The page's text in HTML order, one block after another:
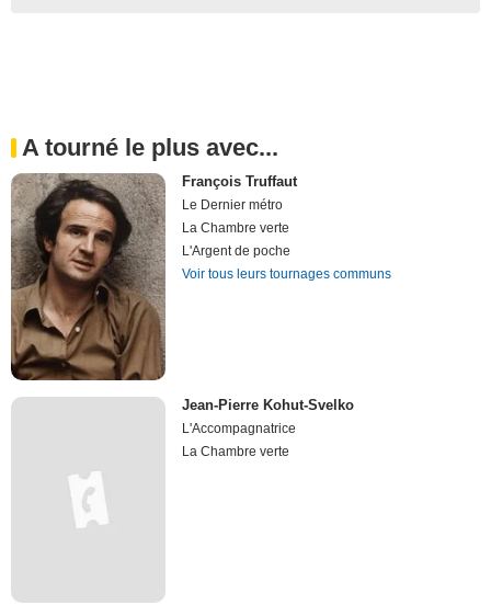
A tourné le plus avec...
François Truffaut
Le Dernier métro
La Chambre verte
L'Argent de poche
Voir tous leurs tournages communs
Jean-Pierre Kohut-Svelko
L'Accompagnatrice
La Chambre verte